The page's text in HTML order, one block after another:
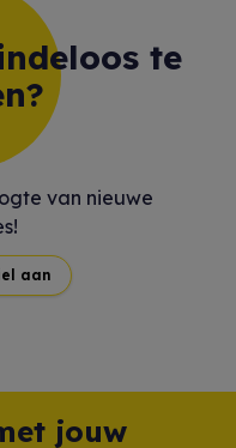
te
van nieuwe
aan
jouw